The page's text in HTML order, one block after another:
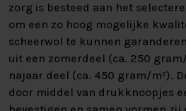
zorg is besteed aan het
om een zo hoog mogelijke
scheerwol te kunnen
uit een zomerdeel (ca. 250
najaar deel (ca. 450 gram/m²).
door middel van drukknoopjes